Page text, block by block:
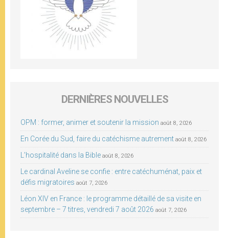
DERNIÈRES NOUVELLES
OPM : former, animer et soutenir la mission août 8, 2026
En Corée du Sud, faire du catéchisme autrement août 8, 2026
L’hospitalité dans la Bible août 8, 2026
Le cardinal Aveline se confie : entre catéchuménat, paix et
défis migratoires août 7, 2026
Léon XIV en France : le programme détaillé de sa visite en
septembre – 7 titres, vendredi 7 août 2026 août 7, 2026